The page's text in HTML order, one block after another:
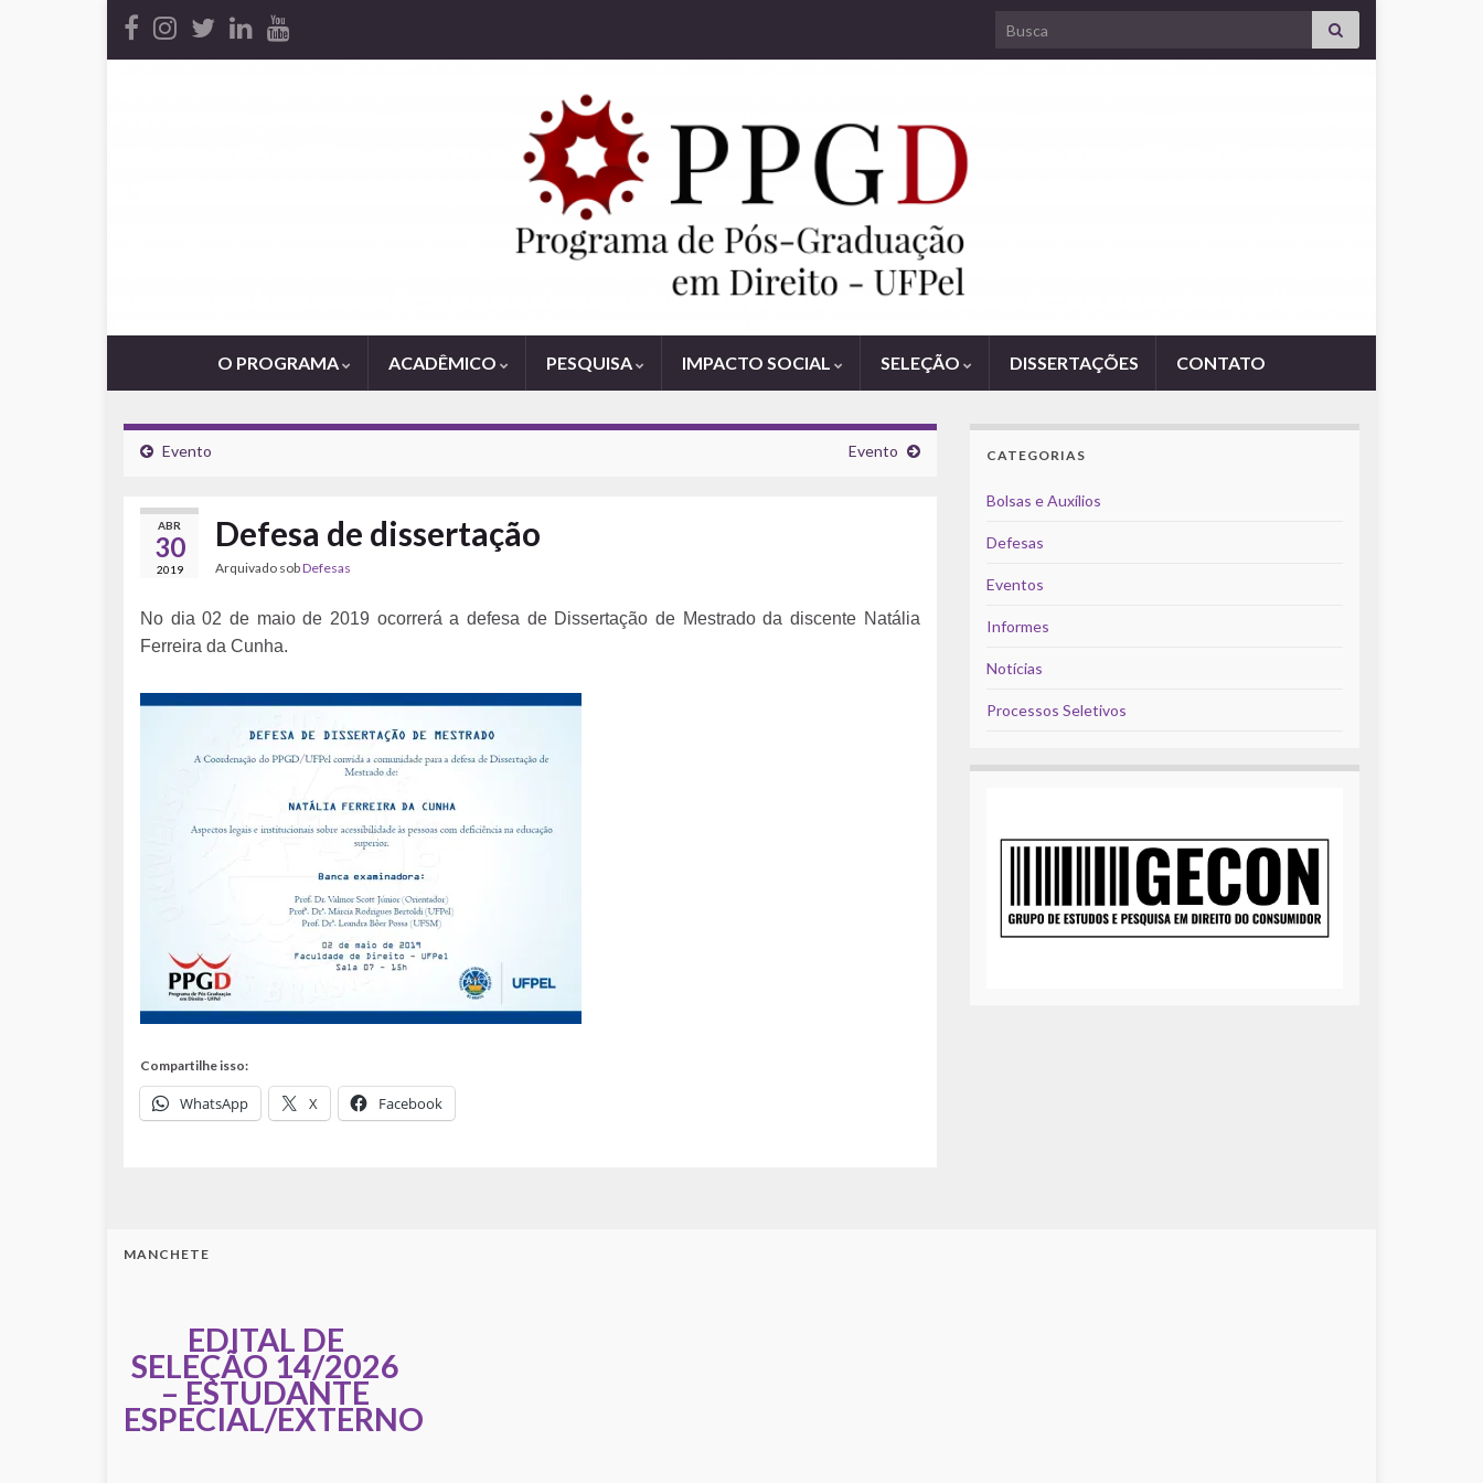
Search for:
O PROGRAMA ACADÊMICO PESQUISA IMPACTO SOCIAL SELEÇÃO DISSERTAÇÕES CONTATO
Evento Evento
ABR
30
2019
Defesa de dissertação
Arquivado sobDefesas
No dia 02 de maio de 2019 ocorrerá a defesa de Dissertação de Mestrado da discente Natália
Ferreira da Cunha.
Compartilhe isso:
WhatsApp X Facebook
CATEGORIAS
Bolsas e Auxílios
Defesas
Eventos
Informes
Notícias
Processos Seletivos
MANCHETE
EDITAL DE
SELEÇÃO 14/2026
– ESTUDANTE
ESPECIAL/EXTERNO